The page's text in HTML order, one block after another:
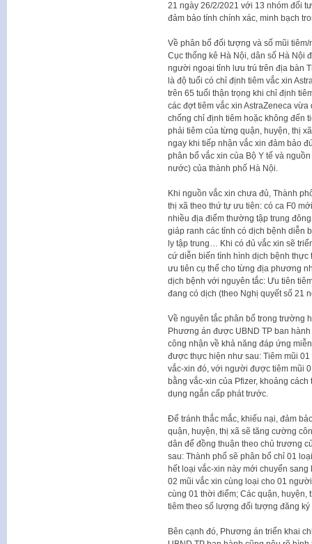
21 ngày 26/2/2021 với 13 nhóm đối
đảm bảo tính chính xác, minh bạch
Về phân bổ đối tượng và số mũi
Cục thống kê Hà Nội, dân số Hà Nội
người ngoại tỉnh lưu trú trên địa bàn
là độ tuổi có chỉ định tiêm vắc xin
trên 65 tuổi thận trọng khi chỉ định
các đợt tiêm vắc xin AstraZeneca
chống chỉ định tiêm hoặc không đến
phải tiêm của từng quận, huyện, thị
ngay khi tiếp nhận vắc xin đảm bảo
phân bổ vắc xin của Bộ Y tế và
nước) của thành phố Hà Nội.
Khi nguồn vắc xin chưa đủ, Thành
thị xã theo thứ tự ưu tiên: có ca F0
nhiều địa điểm thường tập trung
giáp ranh các tỉnh có dịch bệnh diễn
ly tập trung… Khi có đủ vắc xin sẽ
cứ diễn biến tình hình dịch bệnh thực
ưu tiên cụ thể cho từng địa phương
dịch bệnh với nguyên tắc: Ưu tiên
đang có dịch (theo Nghị quyết số 21
Về nguyên tắc phân bổ trong trường
Phương án được UBND TP ban
công nhận về khả năng đáp ứng
được thực hiện như sau: Tiêm mũi
vắc-xin đó, với người được tiêm mũi
bằng vắc-xin của Pfizer, khoảng
dụng ngắn cấp phát trước.
Để tránh thắc mắc, khiếu nại, đảm
quận, huyện, thị xã sẽ tăng cường
dân để đồng thuận theo chủ trương
sau: Thành phố sẽ phân bổ chỉ 01
hết loại vắc-xin này mới chuyển
02 mũi vắc xin cùng loại cho 01
cùng 01 thời điểm; Các quận, huyện,
tiêm theo số lượng đối tượng đăng
Bên cạnh đó, Phương án triển khai